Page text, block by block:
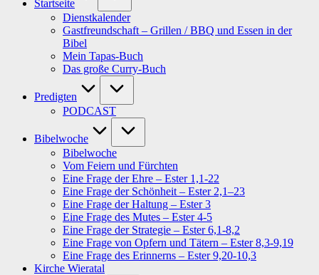
Startseite
Dienstkalender
Gastfreundschaft – Grillen / BBQ und Essen in der
Bibel
Mein Tapas-Buch
Das große Curry-Buch
Predigten
PODCAST
Bibelwoche
Bibelwoche
Vom Feiern und Fürchten
Eine Frage der Ehre – Ester 1,1-22
Eine Frage der Schönheit – Ester 2,1–23
Eine Frage der Haltung – Ester 3
Eine Frage des Mutes – Ester 4-5
Eine Frage der Strategie – Ester 6,1-8,2
Eine Frage von Opfern und Tätern – Ester 8,3-9,19
Eine Frage des Erinnerns – Ester 9,20-10,3
Kirche Wieratal